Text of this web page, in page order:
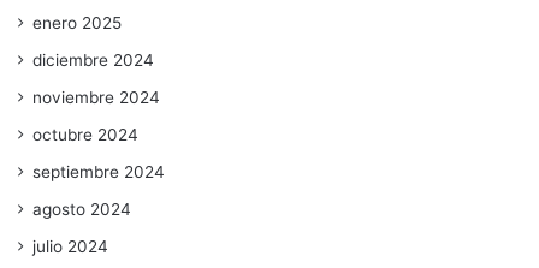
enero 2025
diciembre 2024
noviembre 2024
octubre 2024
septiembre 2024
agosto 2024
julio 2024